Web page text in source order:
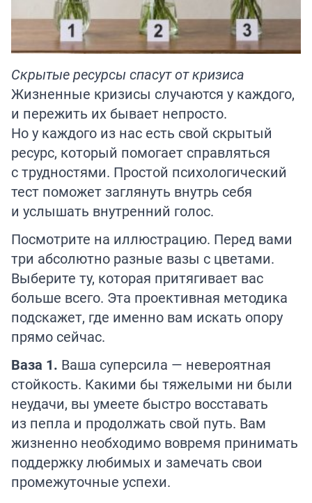
Скрытые ресурсы спасут от кризиса
Жизненные кризисы случаются у каждого,
и пережить их бывает непросто.
Но у каждого из нас есть свой скрытый
ресурс, который помогает справляться
с трудностями. Простой психологический
тест поможет заглянуть внутрь себя
и услышать внутренний голос.
Посмотрите на иллюстрацию. Перед вами
три абсолютно разные вазы с цветами.
Выберите ту, которая притягивает вас
больше всего. Эта проективная методика
подскажет, где именно вам искать опору
прямо сейчас.
Ваза 1. Ваша суперсила — невероятная
стойкость. Какими бы тяжелыми ни были
неудачи, вы умеете быстро восставать
из пепла и продолжать свой путь. Вам
жизненно необходимо вовремя принимать
поддержку любимых и замечать свои
промежуточные успехи.